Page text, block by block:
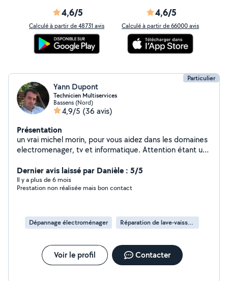
4,6/5
Calculé à partir de 48731 avis
4,6/5
Calculé à partir de 66000 avis
Particulier
Yann Dupont
Technicien Multiservices
Bassens (Nord)
4,9/5 (36 avis)
Présentation
un vrai michel morin, pour vous aidez dans les domaines
electromenager, tv et informatique. Attention étant un
car je suis bloqué à 4 réponse par mois. Bien
cordialement. Laisser votre numéro sur votre demande
privée afin que je puisse vous contacter
Dernier avis laissé par Danièle : 5/5
Il y a plus de 6 mois
Prestation non réalisée mais bon contact
Dépannage électroménager Réparation de lave-vaisselle
Voir le profil Contacter